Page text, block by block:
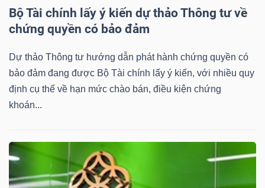
Bộ Tài chính lấy ý kiến dự thảo Thông tư về
chứng quyền có bảo đảm
Dự thảo Thông tư hướng dẫn phát hành chứng quyền có
bảo đảm đang được Bộ Tài chính lấy ý kiến, với nhiều quy
định cụ thể về hạn mức chào bán, điều kiện chứng
khoán...
DỊCH
TRUYỀN
THÔNG